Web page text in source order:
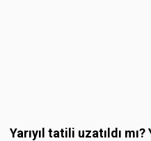
Yarıyıl tatili uzatıldı